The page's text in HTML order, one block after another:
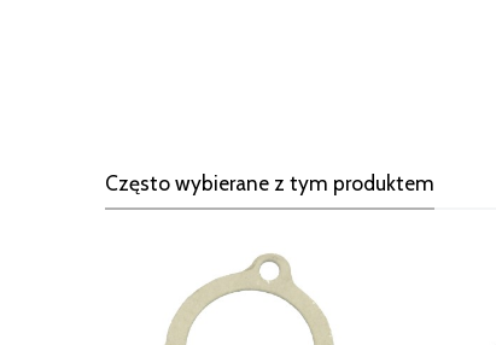
Często wybierane z tym produktem